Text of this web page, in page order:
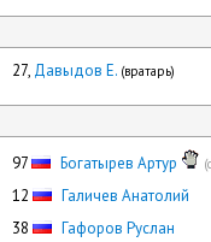
27, Давыдов Е. (вратарь)
97 Богатырев Артур
12
Галичев Анатолий
38
Гафоров Руслан